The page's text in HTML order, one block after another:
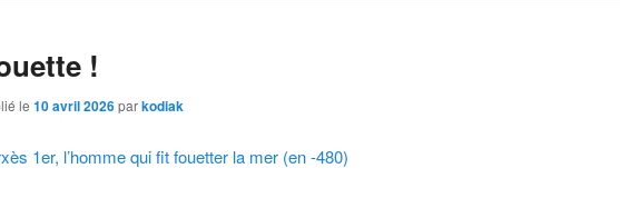
!
le 10 avril 2026parkodiak
1er, l’homme qui fit fouetter la mer (en -480)